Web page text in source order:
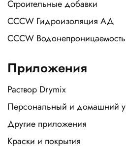
Строительные добавки
CCCW Гидроизоляция АД
CCCW
Приложения
Раствор Drymix
Персональный и домашний
Другие приложения
Краски и покрытия